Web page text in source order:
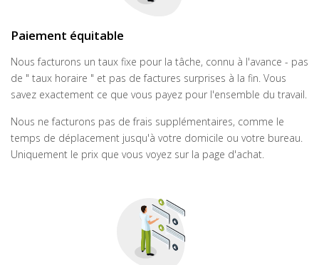
Paiement équitable
Nous facturons un taux fixe pour la tâche, connu à l'avance - pas
de " taux horaire " et pas de factures surprises à la fin. Vous
savez exactement ce que vous payez pour l'ensemble du travail.
Nous ne facturons pas de frais supplémentaires, comme le
temps de déplacement jusqu'à votre domicile ou votre bureau.
Uniquement le prix que vous voyez sur la page d'achat.